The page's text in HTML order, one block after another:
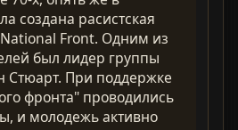
создана расистская
Front. Одним из
был лидер группы
Стюарт. При поддержке
фронта" проводились
и молодежь активно